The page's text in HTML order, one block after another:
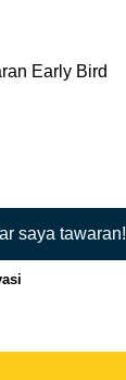
Early Bird
saya tawaran!